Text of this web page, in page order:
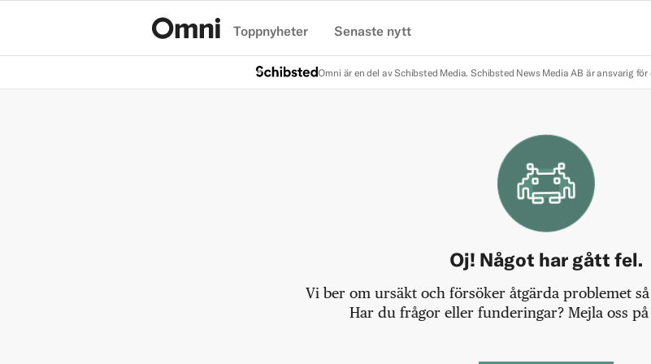
Toppnyheter Senaste nytt
Omni är en del av Schibsted Media. Schibsted News Media AB är ansvarig
Oj! Något har gått fel.
Vi ber om ursäkt och försöker åtgärda problemet
Har du frågor eller funderingar? Mejla oss